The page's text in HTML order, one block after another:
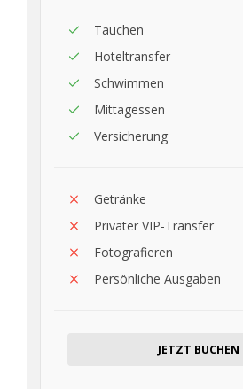
Tauchen
Hoteltransfer
Schwimmen
Mittagessen
Versicherung
Getränke
Privater VIP-Transfer
Fotografieren
Persönliche Ausgaben
JETZT BUCHEN